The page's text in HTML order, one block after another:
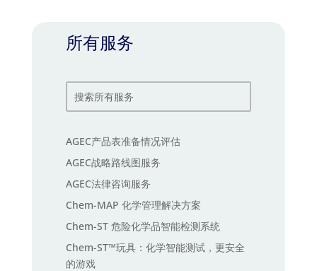
所有服务
AGEC产品表准备情况评估
AGEC战略路线图服务
AGEC法律咨询服务
Chem-MAP 化学管理解决方案
Chem-ST 危险化学品智能检测系统
Chem-ST™玩具：化学智能测试，更安全
的游戏